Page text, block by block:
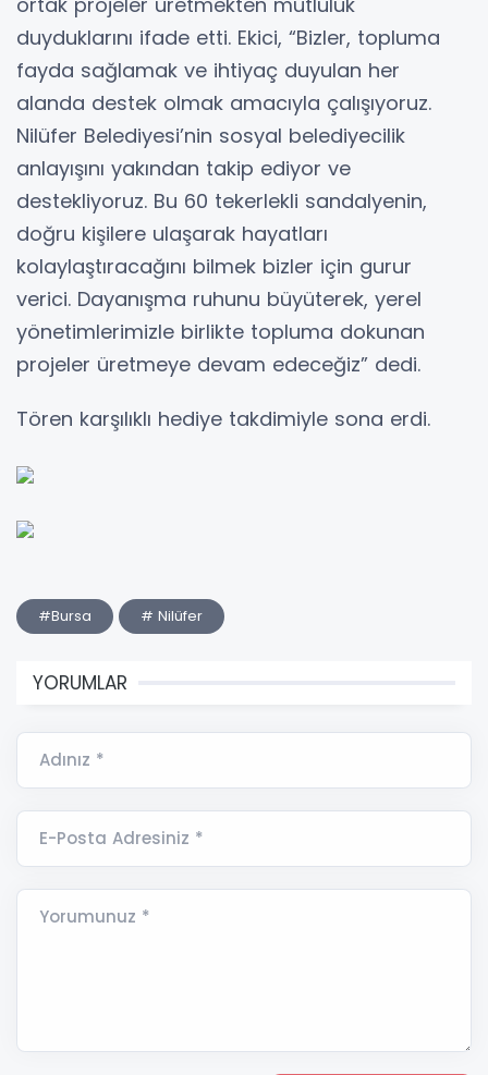
duyduklarını ifade etti. Ekici, “Bizler, topluma
fayda sağlamak ve ihtiyaç duyulan her
alanda destek olmak amacıyla çalışıyoruz.
Nilüfer Belediyesi’nin sosyal belediyecilik
anlayışını yakından takip ediyor ve
destekliyoruz. Bu 60 tekerlekli sandalyenin,
doğru kişilere ulaşarak hayatları
kolaylaştıracağını bilmek bizler için gurur
verici. Dayanışma ruhunu büyüterek, yerel
yönetimlerimizle birlikte topluma dokunan
projeler üretmeye devam edeceğiz” dedi.
Tören karşılıklı hediye takdimiyle sona erdi.
#Bursa # Nilüfer
YORUMLAR
Adınız *
E-Posta Adresiniz *
Yorumunuz *